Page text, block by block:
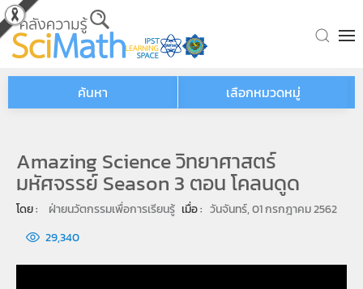
Skip to main content
ค้นหา เลือกหมวดหมู่
Amazing Science วิทยาศาสตร์
มหัศจรรย์ Season 3 ตอน โคลนดูด
โดย : ฝ่ายนวัตกรรมเพื่อการเรียนรู้ เมื่อ : วันจันทร์, 01 กรกฎาคม 2562
29,340